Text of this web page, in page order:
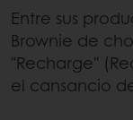
Entre sus
Brownie de
"Recharge"
el cansancio